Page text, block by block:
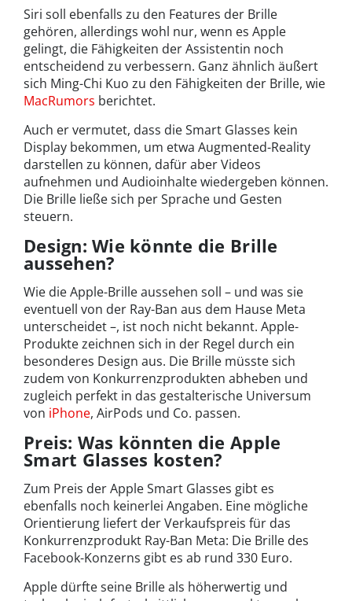
Siri soll ebenfalls zu den Features der Brille
gehören, allerdings wohl nur, wenn es Apple
gelingt, die Fähigkeiten der Assistentin noch
entscheidend zu verbessern. Ganz ähnlich äußert
sich Ming-Chi Kuo zu den Fähigkeiten der Brille, wie
MacRumors berichtet.
Auch er vermutet, dass die Smart Glasses kein
Display bekommen, um etwa Augmented-Reality
darstellen zu können, dafür aber Videos
aufnehmen und Audioinhalte wiedergeben können.
Die Brille ließe sich per Sprache und Gesten
steuern.
Design: Wie könnte die Brille
aussehen?
Wie die Apple-Brille aussehen soll – und was sie
eventuell von der Ray-Ban aus dem Hause Meta
unterscheidet –, ist noch nicht bekannt. Apple-
Produkte zeichnen sich in der Regel durch ein
besonderes Design aus. Die Brille müsste sich
zudem von Konkurrenzprodukten abheben und
zugleich perfekt in das gestalterische Universum
von iPhone, AirPods und Co. passen.
Preis: Was könnten die Apple
Smart Glasses kosten?
Zum Preis der Apple Smart Glasses gibt es
ebenfalls noch keinerlei Angaben. Eine mögliche
Orientierung liefert der Verkaufspreis für das
Konkurrenzprodukt Ray-Ban Meta: Die Brille des
Facebook-Konzerns gibt es ab rund 330 Euro.
Apple dürfte seine Brille als höherwertig und